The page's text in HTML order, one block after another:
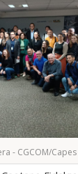
- CGCOM/Capes